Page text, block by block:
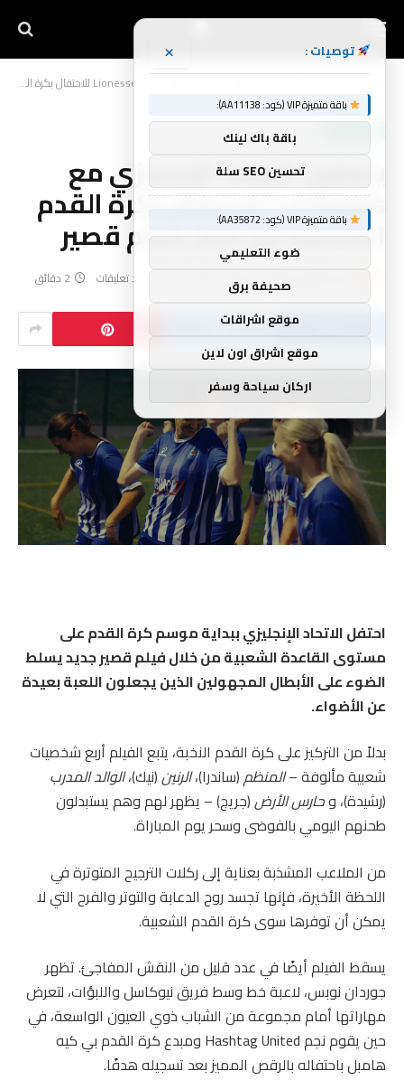
يتعاون الاتحاد الإنجليزي مع
Lionesses للاحتفال بكرة القدم
الشعبية من خلال فيلم قصير
مايو 31, 2026 لا توجد تعليقات 2 دقائق
احتفل الاتحاد الإنجليزي ببداية موسم كرة القدم على
مستوى القاعدة الشعبية من خلال فيلم قصير جديد يسلط
الضوء على الأبطال المجهولين الذين يجعلون اللعبة بعيدة
عن الأضواء.
بدلاً من التركيز على كرة القدم النخبة، يتبع الفيلم أربع شخصيات
شعبية مألوفة –المنظم(ساندرا)،الرنين(نيك)،الوالد المدرب
(رشيدة)، وحارس الأرض(جريج) – يظهر لهم وهم يستبدلون
طحنهم اليومي بالفوضى وسحر يوم المباراة.
من الملاعب المشذبة بعناية إلى ركلات الترجيح المتوترة في
اللحظة الأخيرة، فإنها تجسد روح الدعابة والتوتر والفرح التي لا
يمكن أن توفرها سوى كرة القدم الشعبية.
يسقط الفيلم أيضًا في عدد قليل من النقش المفاجئ. تظهر
جوردان نوبس، لاعبة خط وسط فريق نيوكاسل واللبؤات، لتعرض
مهاراتها أمام مجموعة من الشباب ذوي العيون الواسعة، في
حين يقوم نجم Hashtag United ومبدع كرة القدم بي كيه
هامبل باحتفاله بالرقص المميز بعد تسجيله هدفًا.
توصيات : ×
باقة متميزة VIP (كود: AA11138):
باقة باك لينك
تحسين SEO سلة
باقة متميزة VIP (كود: AA35872):
ضوء التعليمي
صحيفة برق
موقع اشراقات
موقع اشراق اون لاين
اركان سياحة وسفر